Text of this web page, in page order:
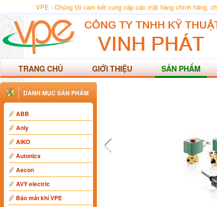
VPE - Chúng tôi cam kết cung cấp các mặt hàng chính hãng,
TRANG CHỦ GIỚI THIỆU SẢN PHẨM
DANH MỤC SẢN PHẨM
ABB
Anly
AIKO
Autonics
Ascon
AVY electric
Báo mất khí VPE